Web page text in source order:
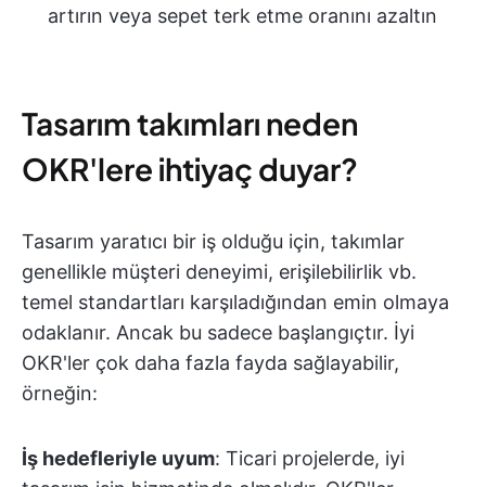
artırın veya sepet terk etme oranını azaltın
Tasarım takımları neden
OKR'lere ihtiyaç duyar?
Tasarım yaratıcı bir iş olduğu için, takımlar
genellikle müşteri deneyimi, erişilebilirlik vb.
temel standartları karşıladığından emin olmaya
odaklanır. Ancak bu sadece başlangıçtır. İyi
OKR'ler çok daha fazla fayda sağlayabilir,
örneğin:
İş hedefleriyle uyum: Ticari projelerde, iyi